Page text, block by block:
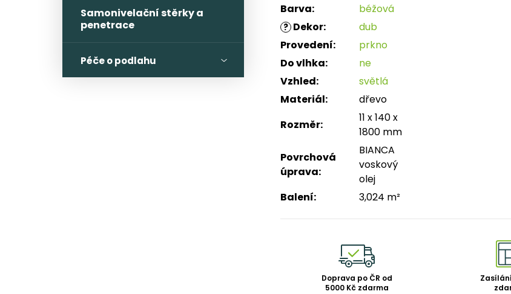
Samonivelační stěrky a
penetrace
Péče o podlahu
Barva: béžová
? Dekor:
dub
Provedení:
prkno
Do vlhka:
ne
Vzhled:
světlá
Materiál:
dřevo
Rozměr:
11 x 140 x
1800 mm
Povrchová
úprava:
BIANCA
voskový
olej
Balení: 3,024 m²
Doprava po ČR od
5000 Kč zdarma